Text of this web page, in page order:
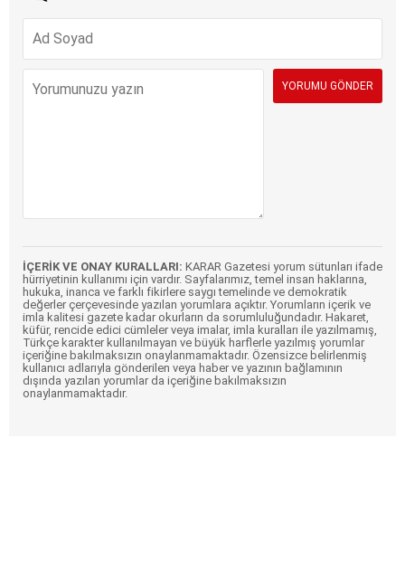
İÇERİK VE ONAY KURALLARI: KARAR Gazetesi yorum sütunları ifade
hürriyetinin kullanımı için vardır. Sayfalarımız, temel insan haklarına,
hukuka, inanca ve farklı fikirlere saygı temelinde ve demokratik
değerler çerçevesinde yazılan yorumlara açıktır. Yorumların içerik ve
imla kalitesi gazete kadar okurların da sorumluluğundadır. Hakaret,
küfür, rencide edici cümleler veya imalar, imla kuralları ile yazılmamış,
Türkçe karakter kullanılmayan ve büyük harflerle yazılmış yorumlar
içeriğine bakılmaksızın onaylanmamaktadır. Özensizce belirlenmiş
kullanıcı adlarıyla gönderilen veya haber ve yazının bağlamının
dışında yazılan yorumlar da içeriğine bakılmaksızın
onaylanmamaktadır.